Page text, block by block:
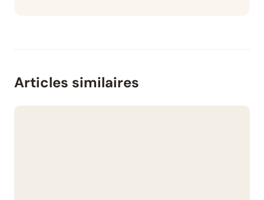
Articles similaires